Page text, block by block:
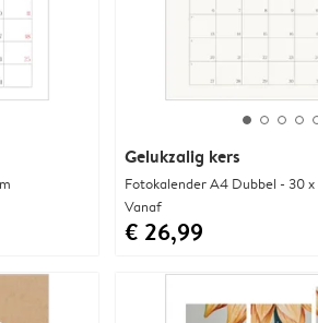
Gelukzalig kers
Fotokalender A4 Dubbel - 30
Vanaf
€ 26,99